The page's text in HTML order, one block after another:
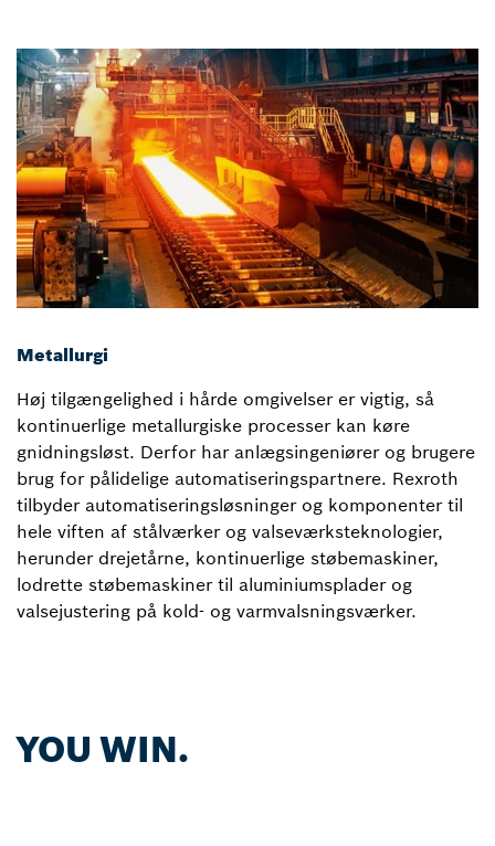
Metallurgi
Høj tilgængelighed i hårde omgivelser er vigtig, så
kontinuerlige metallurgiske processer kan køre
gnidningsløst. Derfor har anlægsingeniører og brugere
brug for pålidelige automatiseringspartnere. Rexroth
tilbyder automatiseringsløsninger og komponenter til
hele viften af stålværker og valseværksteknologier,
herunder drejetårne, kontinuerlige støbemaskiner,
lodrette støbemaskiner til aluminiumsplader og
valsejustering på kold- og varmvalsningsværker.
YOU WIN.